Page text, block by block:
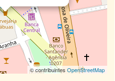
© contribuintes OpenStreetMap